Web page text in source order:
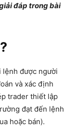
đáp trong bài
lệnh được người
và xác định
trader thiết lập
đạt đến lệnh
hoặc bán).